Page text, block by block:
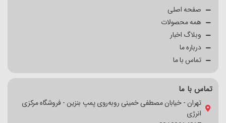
صفحه اصلی
همه محصولات
وبلاگ اخبار
درباره ما
تماس با ما
تماس با ما
تهران - خیابان مصطفی خمینی روبه‌روی پمپ بنزین - فروشگاه مرکزی
انرژی